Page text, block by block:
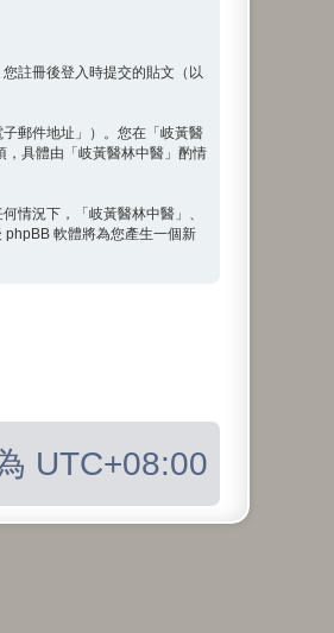
註冊後登入時提交的貼文（以
郵件地址」）。您在「岐黃醫
，具體由「岐黃醫林中醫」酌情
情況下，「岐黃醫林中醫」、
軟體將為您產生一個新
UTC+08:00